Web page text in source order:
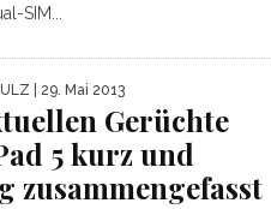
SIM...
| 29. Mai 2013
Gerüchte
5 kurz und
zusammengefasst